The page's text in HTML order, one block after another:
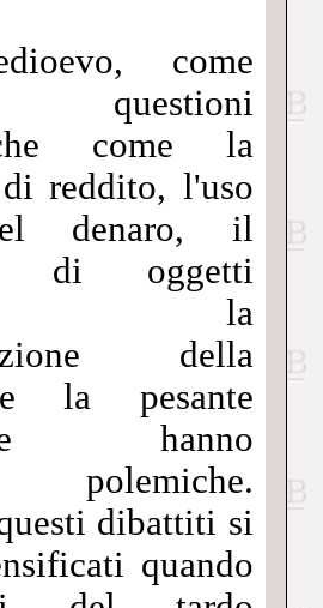
come
come la
reddito, l'uso
denaro, il
di oggetti
la
della
la pesante
hanno
polemiche.
dibattiti si
quando